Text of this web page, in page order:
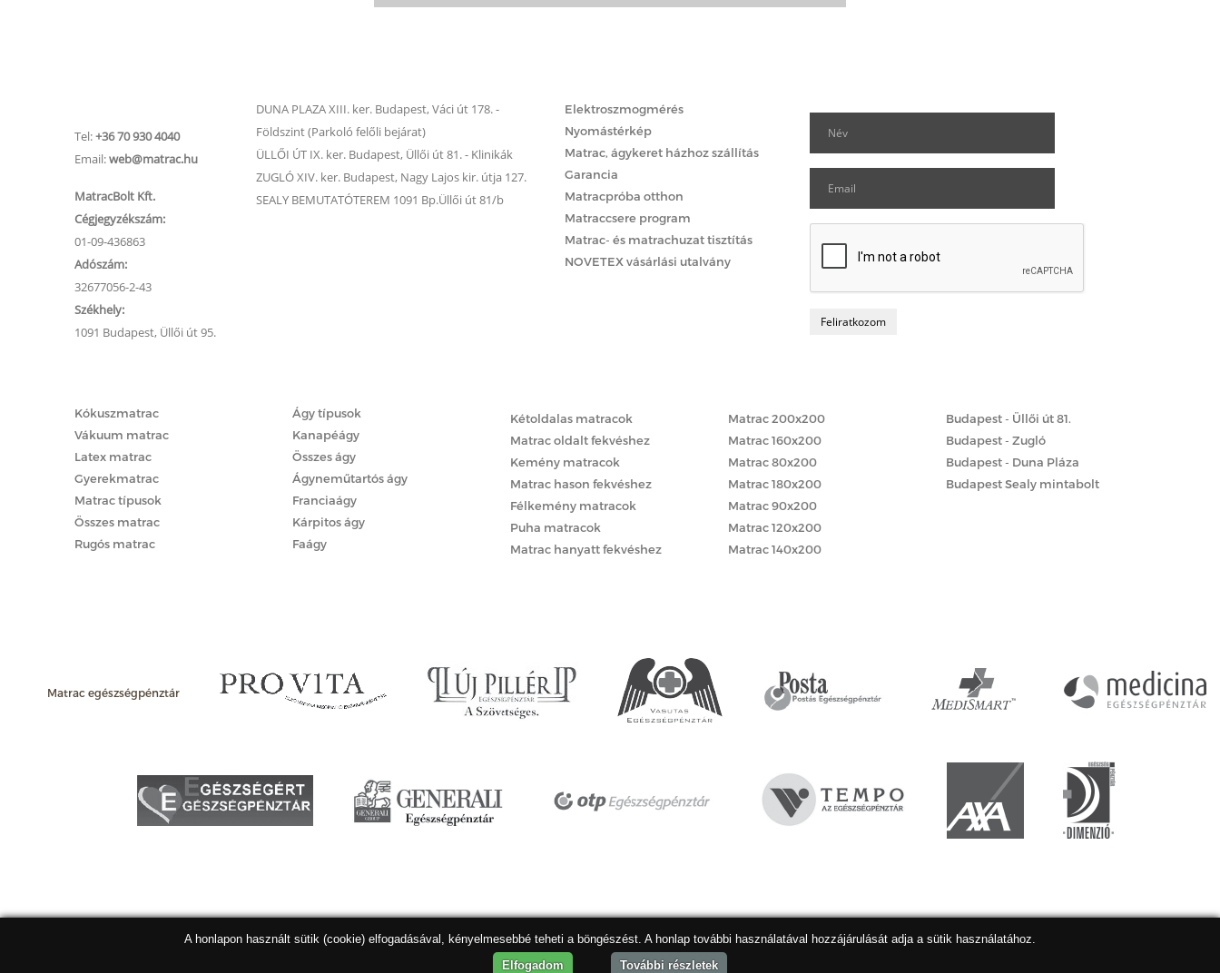
Tel:+36 70 930 4040
Email:web@matrac.hu
MatracBolt Kft.
Cégjegyzékszám:
01-09-436863
Adószám:
32677056-2-43
Székhely:
1091 Budapest, Üllői út 95.
DUNA PLAZA XIII. ker. Budapest, Váci út 178. -
Földszint (Parkoló felőli bejárat)
ÜLLŐI ÚT IX. ker. Budapest, Üllői út 81. - Klinikák
ZUGLÓ XIV. ker. Budapest, Nagy Lajos kir. útja 127.
SEALY BEMUTATÓTEREM 1091 Bp.Üllői út 81/b
Elektroszmogmérés
Nyomástérkép
Matrac, ágykeret házhoz szállítás
Garancia
Matracpróba otthon
Matraccsere program
Matrac- és matrachuzat tisztítás
NOVETEX vásárlási utalvány
Kókuszmatrac
Vákuum matrac
Latex matrac
Gyerekmatrac
Matrac típusok
Összes matrac
Rugós matrac
Ágy típusok
Kanapéágy
Összes ágy
Ágyneműtartós ágy
Franciaágy
Kárpitos ágy
Faágy
Kétoldalas matracok
Matrac oldalt fekvéshez
Kemény matracok
Matrac hason fekvéshez
Félkemény matracok
Puha matracok
Matrac hanyatt fekvéshez
Matrac 200x200
Matrac 160x200
Matrac 80x200
Matrac 180x200
Matrac 90x200
Matrac 120x200
Matrac 140x200
Budapest - Üllői út 81.
Budapest - Zugló
Budapest - Duna Pláza
Budapest Sealy mintabolt
Matrac egészségpénztár
A honlapon használt sütik (cookie) elfogadásával, kényelmesebbé teheti a böngészést. A honlap további használatával hozzájárulását adja a sütik használatához.
Elfogadom
További részletek